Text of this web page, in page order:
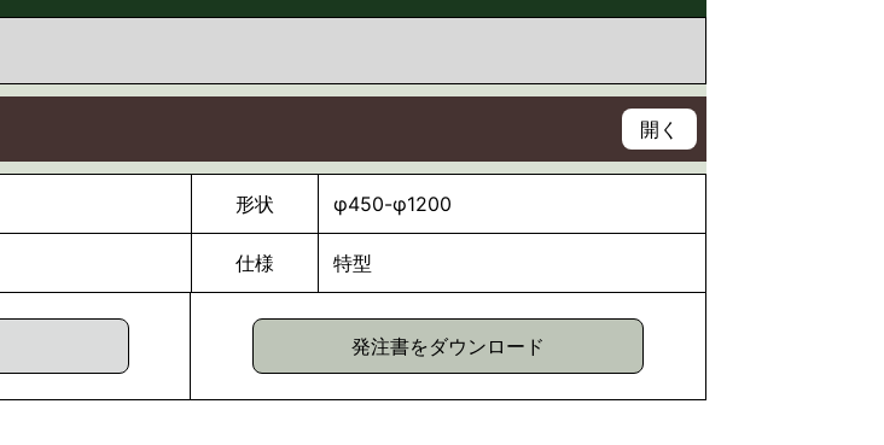
形状 φ450-φ1200
仕様 特型
発注書をダウンロード